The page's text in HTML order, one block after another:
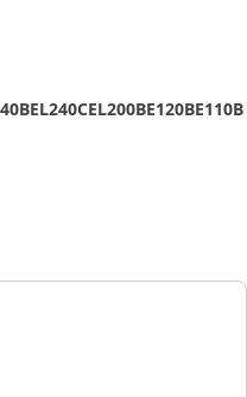
EL240CEL200BE120BE110B